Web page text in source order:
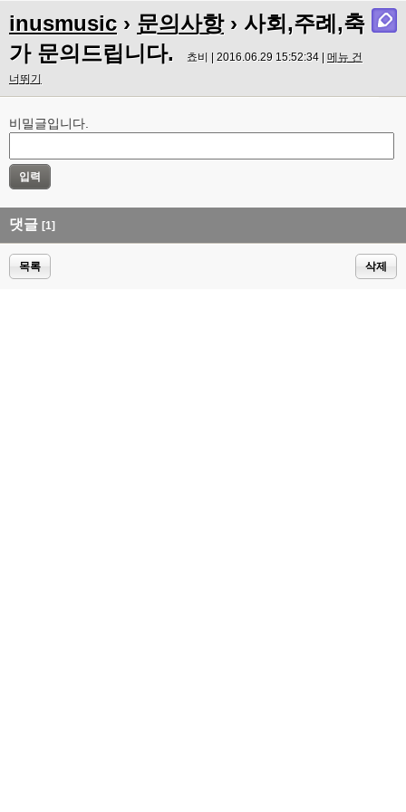
inusmusic › 문의사항› 사회,주례,축
가 문의드립니다.
쵸비 | 2016.06.29 15:52:34 | 메뉴 건
너뛰기
비밀글입니다.
댓글 [1]
목록 삭제